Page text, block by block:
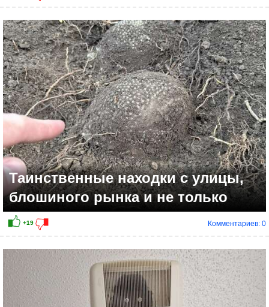
+1
Таинственные находки с улицы,
блошиного рынка и не только
Комментариев: 0